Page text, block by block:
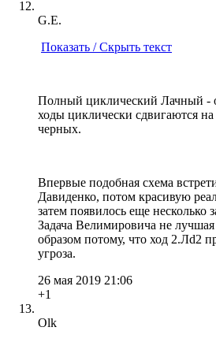
G.E.
Показать / Скрыть текст
Полный циклический Лачный -
ходы циклически сдвигаются
черных.
Впервые подобная схема
Давиденко, потом красивую
затем появилось еще несколько
Задача Велимировича не
образом потому, что ход 2.Лd2
угроза.
26 мая 2019 21:06
+1
Olk